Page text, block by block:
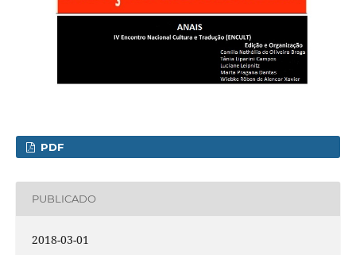
PDF
PUBLICADO
2018-03-01